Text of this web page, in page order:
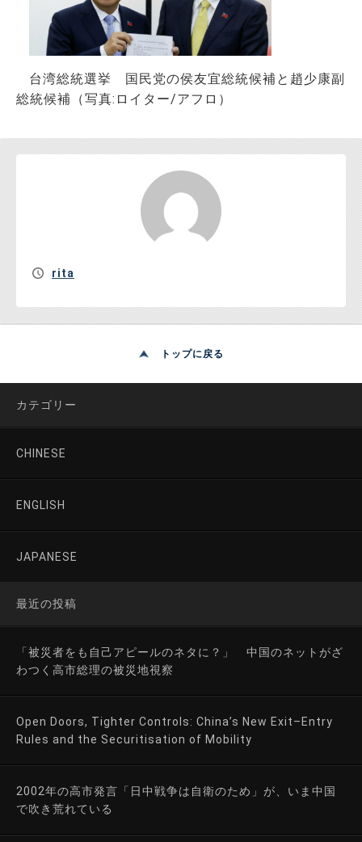
台湾総統選挙 国民党の侯友宜総統候補と趙少康副
総統候補（写真:ロイター/アフロ）
rita
トップに戻る
カテゴリー
CHINESE
ENGLISH
JAPANESE
最近の投稿
「被災者をも自己アピールのネタに？」 中国のネットがざ
わつく高市総理の被災地視察
Open Doors, Tighter Controls: China’s New Exit–Entry
Rules and the Securitisation of Mobility
2002年の高市発言「日中戦争は自衛のため」が、いま中国
で吹き荒れている